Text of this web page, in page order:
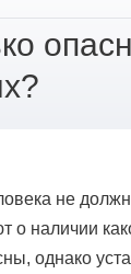
не
о наличии
однако